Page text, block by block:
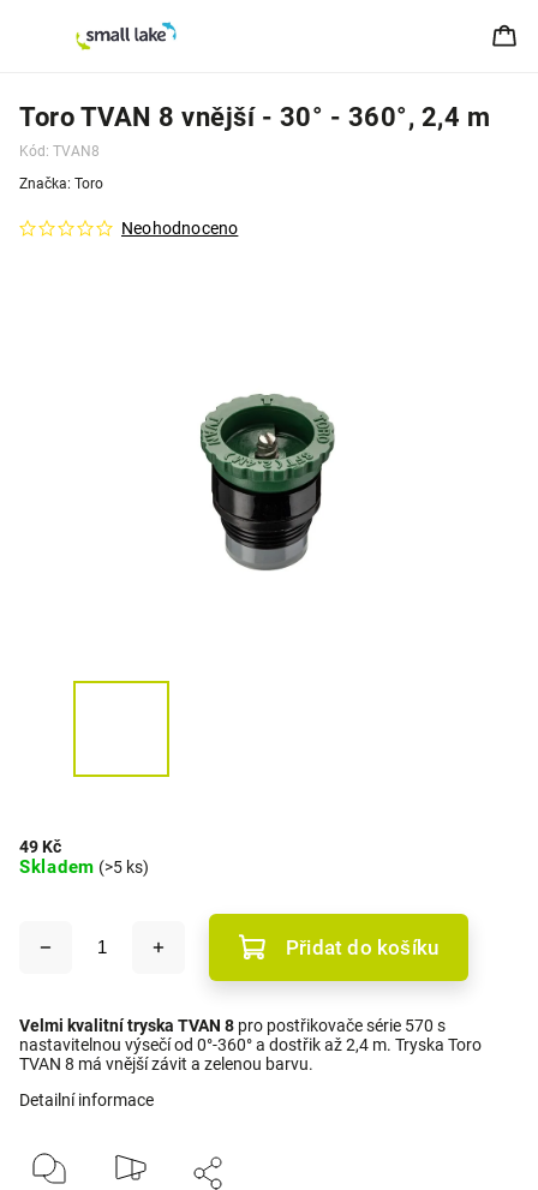
Toro TVAN 8 vnější - 30° - 360°, 2,4 m
Kód: TVAN8
Neohodnoceno
Značka: Toro
49 Kč
Skladem (>5 ks)
Přidat do košíku
Velmi kvalitní tryska TVAN 8 pro postřikovače série 570 s
nastavitelnou výsečí od 0°-360° a dostřik až 2,4 m. Tryska Toro
TVAN 8 má vnější závit a zelenou barvu.
Detailní informace